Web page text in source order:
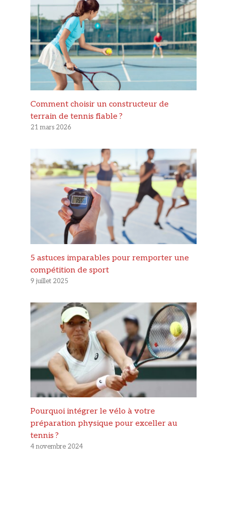
Comment choisir un constructeur de
terrain de tennis fiable ?
21 mars 2026
5 astuces imparables pour remporter une
compétition de sport
9 juillet 2025
Pourquoi intégrer le vélo à votre
préparation physique pour exceller au
tennis ?
4 novembre 2024